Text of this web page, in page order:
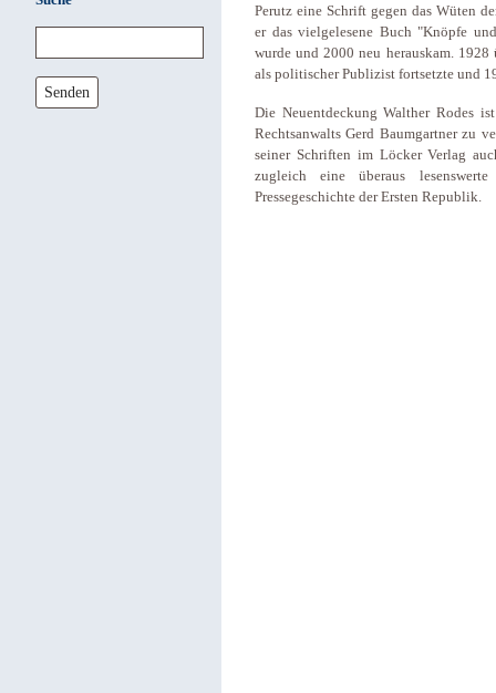
Senden
Perutz eine Schrift gegen das Wüten
er das vielgelesene Buch "Knöpfe
wurde und 2000 neu herauskam.
als politischer Publizist fortsetzte und
Die Neuentdeckung Walther Rodes
Rechtsanwalts Gerd Baumgartner zu
seiner Schriften im Löcker Verlag
zugleich eine überaus
Pressegeschichte der Ersten Republik.